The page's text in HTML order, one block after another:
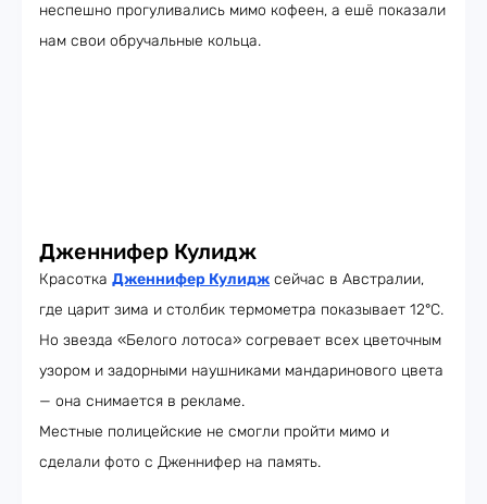
неспешно прогуливались мимо кофеен, а ешё показали
нам свои обручальные кольца.
Дженнифер Кулидж
Красотка Дженнифер Кулидж сейчас в Австралии,
где царит зима и столбик термометра показывает 12°C.
Но звезда «Белого лотоса» согревает всех цветочным
узором и задорными наушниками мандаринового цвета
— она снимается в рекламе.
Местные полицейские не смогли пройти мимо и
сделали фото с Дженнифер на память.